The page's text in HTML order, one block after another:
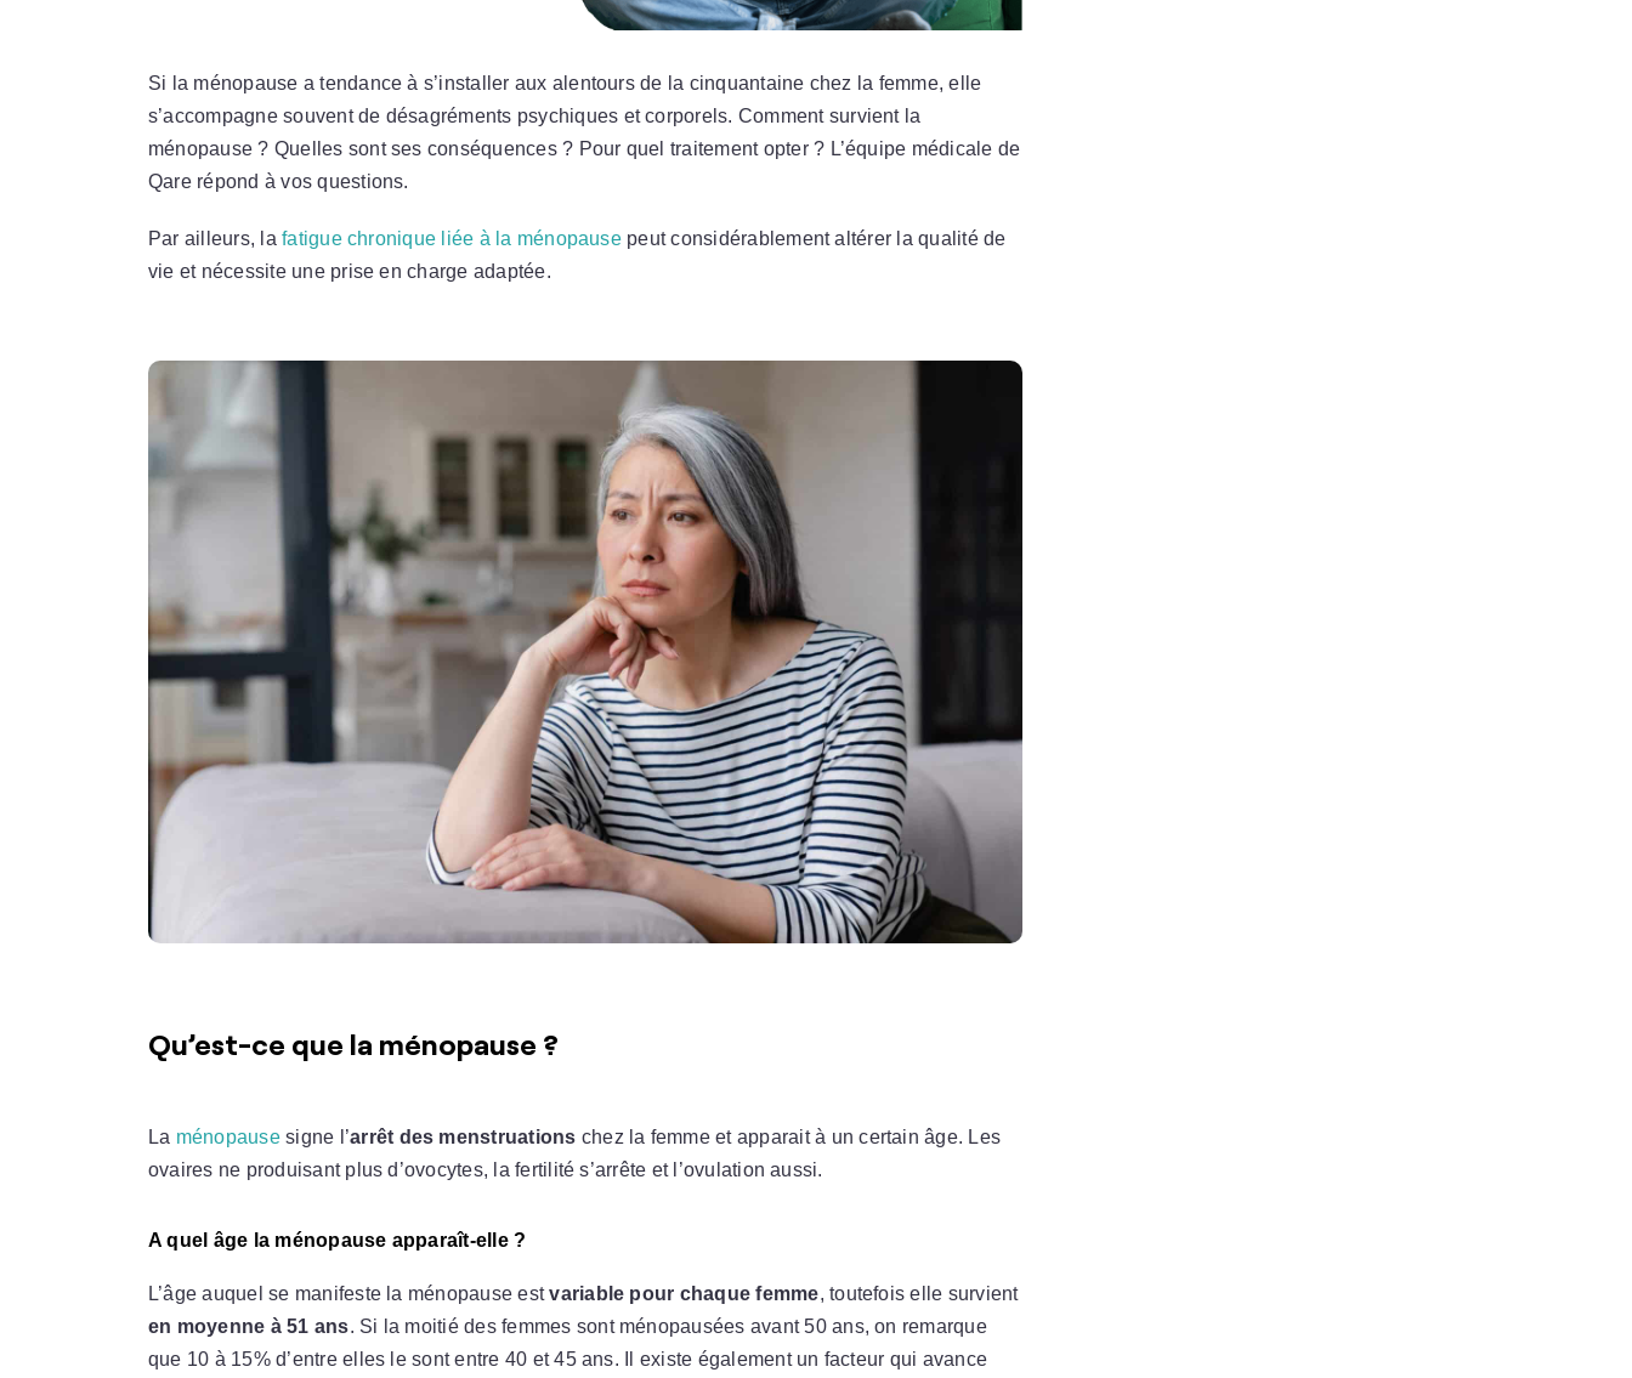
Si la ménopause a tendance à s’installer aux alentours de la cinquantaine chez la femme, elle
s’accompagne souvent de désagréments psychiques et corporels. Comment survient la
ménopause ? Quelles sont ses conséquences ? Pour quel traitement opter ? L’équipe médicale de
Qare répond à vos questions.
Par ailleurs, lafatigue chronique liée à la ménopausepeut considérablement altérer la qualité de
vie et nécessite une prise en charge adaptée.
Qu’est-ce que la ménopause ?
La ménopausesigne l’arrêt des menstruations chez la femme et apparait à un certain âge. Les
ovaires ne produisant plus d’ovocytes, la fertilité s’arrête et l’ovulation aussi.
A quel âge la ménopause apparaît-elle ?
L’âge auquel se manifeste la ménopause estvariable pour chaque femme, toutefois elle survient
en moyenne à 51 ans. Si la moitié des femmes sont ménopausées avant 50 ans, on remarque
que 10 à 15% d’entre elles le sont entre 40 et 45 ans. Il existe également un facteur qui avance